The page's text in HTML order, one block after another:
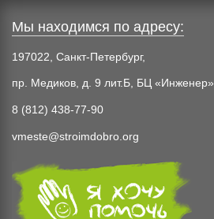
Мы находимся по адресу:
197022, Санкт-Петербург,
пр. Медиков, д. 9 лит.Б, БЦ «Инженер»
8 (812) 438-77-90
vmeste@stroimdobro.org